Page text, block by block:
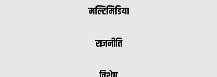
मल्टिमिडिया
राजनीति